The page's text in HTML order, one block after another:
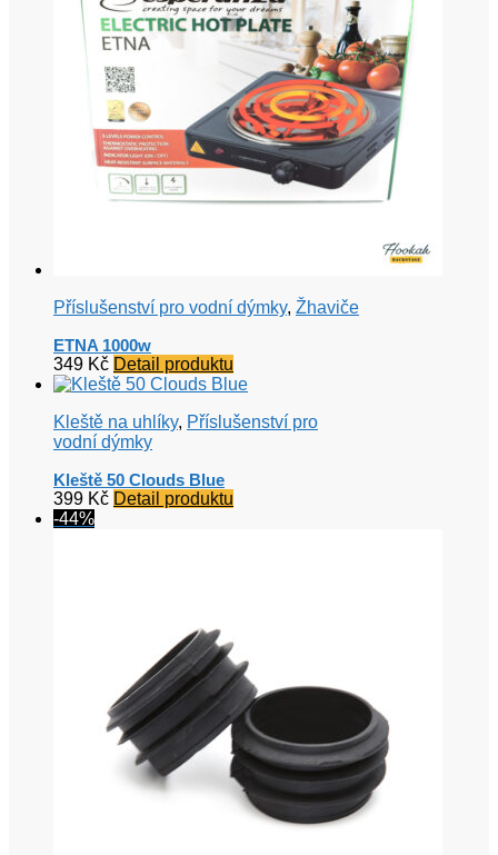
Příslušenství pro vodní dýmky, Žhaviče
ETNA 1000w
349 Kč Detail produktu
Kleště na uhlíky, Příslušenství pro
vodní dýmky
Kleště 50 Clouds Blue
399 Kč Detail produktu
-44%